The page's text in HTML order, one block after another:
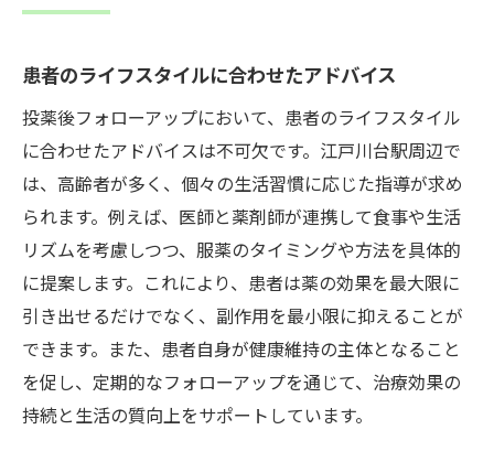
患者のライフスタイルに合わせたアドバイス
投薬後フォローアップにおいて、患者のライフスタイル
に合わせたアドバイスは不可欠です。江戸川台駅周辺で
は、高齢者が多く、個々の生活習慣に応じた指導が求め
られます。例えば、医師と薬剤師が連携して食事や生活
リズムを考慮しつつ、服薬のタイミングや方法を具体的
に提案します。これにより、患者は薬の効果を最大限に
引き出せるだけでなく、副作用を最小限に抑えることが
できます。また、患者自身が健康維持の主体となること
を促し、定期的なフォローアップを通じて、治療効果の
持続と生活の質向上をサポートしています。